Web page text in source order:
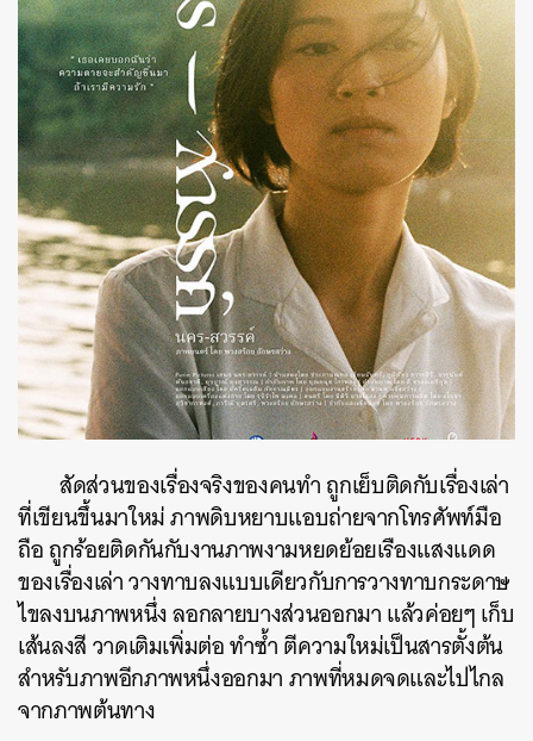
สัดส่วนของเรื่องจริงของคนทำ ถูกเย็บติดกับเรื่องเล่า
ที่เขียนขึ้นมาใหม่ ภาพดิบหยาบแอบถ่ายจากโทรศัพท์มือ
ถือ ถูกร้อยติดกันกับงานภาพงามหยดย้อยเรืองแสงแดด
ของเรื่องเล่า วางทาบลงแบบเดียวกับการวางทาบกระดาษ
ไขลงบนภาพหนึ่ง ลอกลายบางส่วนออกมา แล้วค่อยๆ เก็บ
เส้นลงสี วาดเติมเพิ่มต่อ ทำซ้ำ ตีความใหม่เป็นสารตั้งต้น
สำหรับภาพอีกภาพหนึ่งออกมา ภาพที่หมดจดและไปไกล
จากภาพต้นทาง